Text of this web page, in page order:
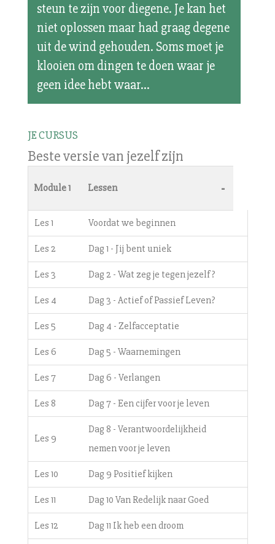
steun te zijn voor diegene. Je kan het
niet oplossen maar had graag degene
uit de wind gehouden. Soms moet je
klooien om dingen te doen waar je
geen idee hebt waar...
JE CURSUS
Beste versie van jezelf zijn
Module 1 Lessen -
Les 1 Voordat we beginnen
Les 2 Dag 1 - Jij bent uniek
Les 3 Dag 2 - Wat zeg je tegen jezelf?
Les 4 Dag 3 - Actief of Passief Leven?
Les 5 Dag 4 - Zelfacceptatie
Les 6 Dag 5 - Waarnemingen
Les 7 Dag 6 - Verlangen
Les 8 Dag 7 - Een cijfer voor je leven
Les 9
Dag 8 - Verantwoordelijkheid
nemen voor je leven
Les 10 Dag 9 Positief kijken
Les 11 Dag 10 Van Redelijk naar Goed
Les 12 Dag 11 Ik heb een droom